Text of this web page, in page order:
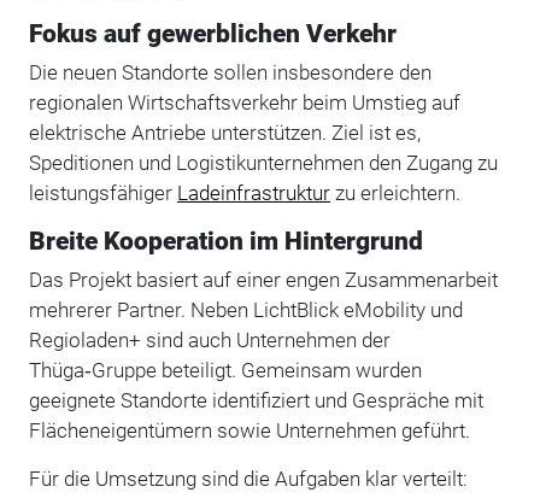
Fokus auf gewerblichen Verkehr
Die neuen Standorte sollen insbesondere den
regionalen Wirtschaftsverkehr beim Umstieg auf
elektrische Antriebe unterstützen. Ziel ist es,
Speditionen und Logistikunternehmen den Zugang zu
leistungsfähiger Ladeinfrastrukturzu erleichtern.
Breite Kooperation im Hintergrund
Das Projekt basiert auf einer engen Zusammenarbeit
mehrerer Partner. Neben LichtBlick eMobility und
Regioladen+ sind auch Unternehmen der
Thüga‑Gruppe beteiligt. Gemeinsam wurden
geeignete Standorte identifiziert und Gespräche mit
Flächeneigentümern sowie Unternehmen geführt.
Für die Umsetzung sind die Aufgaben klar verteilt: